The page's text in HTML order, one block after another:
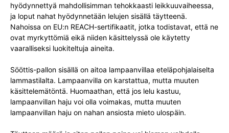
hyödynnettyä mahdollisimman tehokkaasti leikkuuvaiheessa,
ja loput nahat hyödynnetään lelujen sisällä täytteenä.
Nahoissa on EU:n REACH-sertifikaatit, jotka todistavat, että ne
ovat myrkyttömiä eikä niiden käsittelyssä ole käytetty
vaaralliseksi luokiteltuja aineita.
Sööttis-pallon sisällä on aitoa lampaanvillaa eteläpohjalaiselta
lammastilalta. Lampaanvilla on karstattua, mutta muuten
käsittelemätöntä. Huomaathan, että jos lelu kastuu,
lampaanvillan haju voi olla voimakas, mutta muuten
lampaanvillan haju on nahan ansiosta mieto ulospäin.